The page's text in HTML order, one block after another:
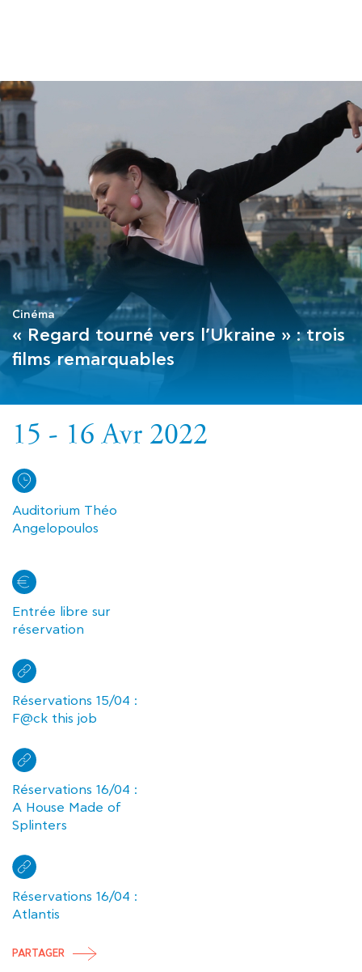
ETUDES
LA MÉDIATHÈQUE
15 - 16 Avr 2022
Auditorium Théo
Angelopoulos
Entrée libre sur
réservation
Réservations 15/04 :
F@ck this job
Réservations 16/04 :
A House Made of
Splinters
Réservations 16/04 :
Atlantis
PARTAGER
Cinéma
« Regard tourné vers l’Ukraine » : trois
films remarquables